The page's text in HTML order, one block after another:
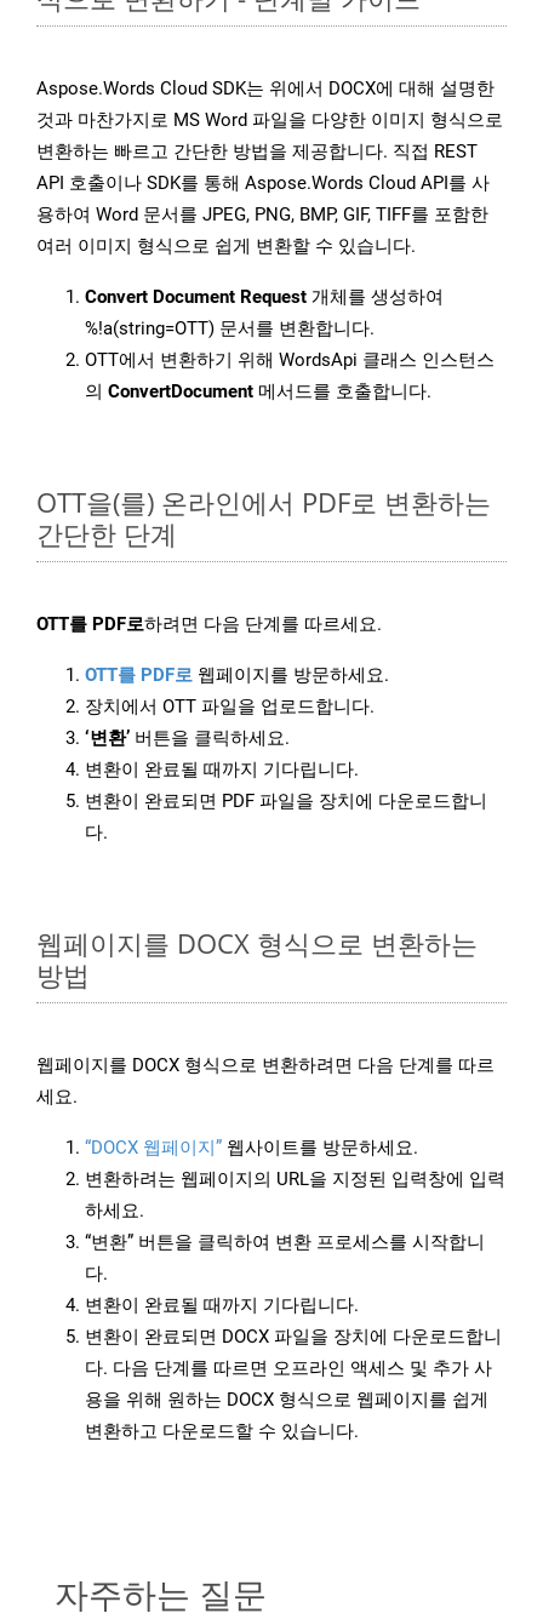
Aspose.Words Cloud SDK는 위에서 DOCX에 대해 설명한
것과 마찬가지로 MS Word 파일을 다양한 이미지 형식으로
변환하는 빠르고 간단한 방법을 제공합니다. 직접 REST
API 호출이나 SDK를 통해 Aspose.Words Cloud API를 사
용하여 Word 문서를 JPEG, PNG, BMP, GIF, TIFF를 포함한
여러 이미지 형식으로 쉽게 변환할 수 있습니다.
Convert Document Request 개체를 생성하여
%!a(string=OTT) 문서를 변환합니다.
OTT에서 변환하기 위해 WordsApi 클래스 인스턴스
의 ConvertDocument 메서드를 호출합니다.
OTT을(를) 온라인에서 PDF로 변환하는
간단한 단계
OTT를 PDF로하려면 다음 단계를 따르세요.
OTT를 PDF로 웹페이지를 방문하세요.
장치에서 OTT 파일을 업로드합니다.
‘변환’ 버튼을 클릭하세요.
변환이 완료될 때까지 기다립니다.
변환이 완료되면 PDF 파일을 장치에 다운로드합니
다.
웹페이지를 DOCX 형식으로 변환하는
방법
웹페이지를 DOCX 형식으로 변환하려면 다음 단계를 따르
세요.
“DOCX 웹페이지” 웹사이트를 방문하세요.
변환하려는 웹페이지의 URL을 지정된 입력창에 입력
하세요.
“변환” 버튼을 클릭하여 변환 프로세스를 시작합니
다.
변환이 완료될 때까지 기다립니다.
변환이 완료되면 DOCX 파일을 장치에 다운로드합니
다. 다음 단계를 따르면 오프라인 액세스 및 추가 사
용을 위해 원하는 DOCX 형식으로 웹페이지를 쉽게
변환하고 다운로드할 수 있습니다.
자주하는 질문